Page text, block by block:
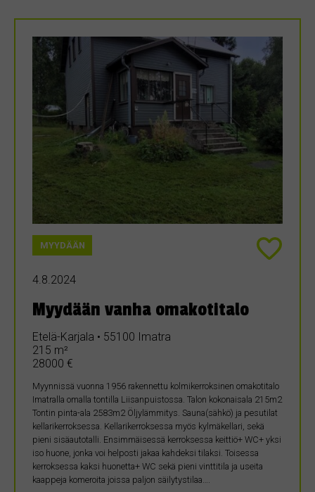
MYYDÄÄN
4.8.2024
Myydään vanha omakotitalo
Etelä-Karjala • 55100 Imatra
215 m²
28000 €
Myynnissä vuonna 1956 rakennettu kolmikerroksinen omakotitalo
Imatralla omalla tontilla Liisanpuistossa. Talon kokonaisala 215m2
Tontin pinta-ala 2583m2 Öljylämmitys. Sauna(sähkö) ja pesutilat
kellarikerroksessa. Kellarikerroksessa myös kylmäkellari, sekä
pieni sisäautotalli. Ensimmäisessä kerroksessa keittiö+ WC+ yksi
iso huone, jonka voi helposti jakaa kahdeksi tilaksi. Toisessa
kerroksessa kaksi huonetta+ WC sekä pieni vinttitila ja useita
kaappeja komeroita joissa paljon säilytystilaa….